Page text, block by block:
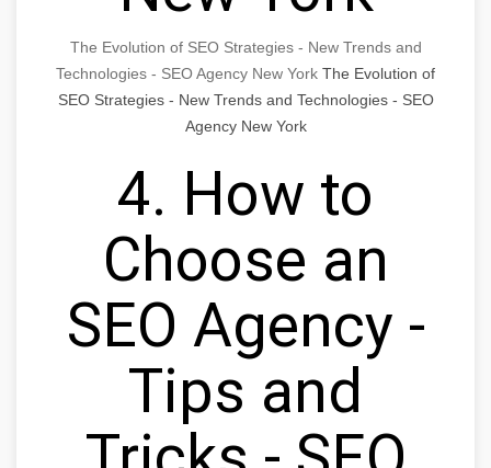
The Evolution of SEO Strategies - New Trends and
Technologies - SEO Agency New York The Evolution of
SEO Strategies - New Trends and Technologies - SEO
Agency New York
4. How to
Choose an
SEO Agency -
Tips and